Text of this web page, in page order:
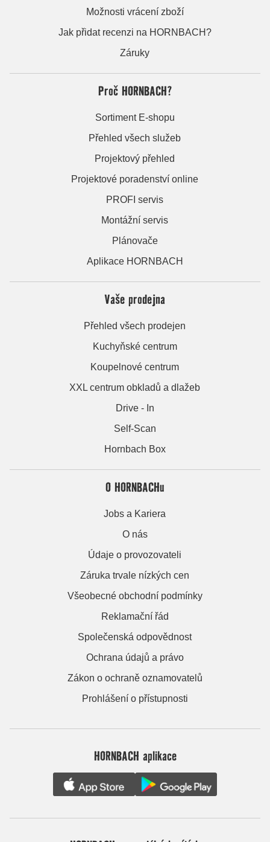
Možnosti vrácení zboží
Jak přidat recenzi na HORNBACH?
Záruky
Proč HORNBACH?
Sortiment E-shopu
Přehled všech služeb
Projektový přehled
Projektové poradenství online
PROFI servis
Montážní servis
Plánovače
Aplikace HORNBACH
Vaše prodejna
Přehled všech prodejen
Kuchyňské centrum
Koupelnové centrum
XXL centrum obkladů a dlažeb
Drive - In
Self-Scan
Hornbach Box
O HORNBACHu
Jobs a Kariera
O nás
Údaje o provozovateli
Záruka trvale nízkých cen
Všeobecné obchodní podmínky
Reklamační řád
Společenská odpovědnost
Ochrana údajů a právo
Zákon o ochraně oznamovatelů
Prohlášení o přístupnosti
HORNBACH aplikace